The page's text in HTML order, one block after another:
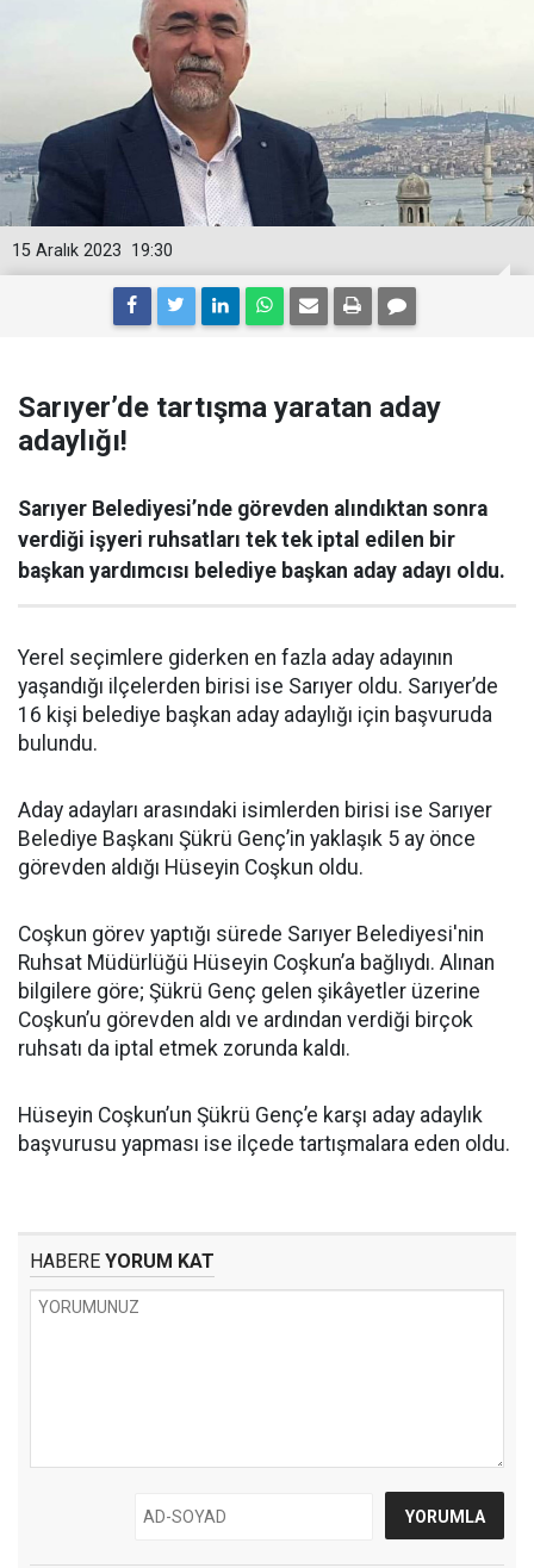
19:30
15 Aralık 2023
Sarıyer’de tartışma yaratan aday
adaylığı!
Sarıyer Belediyesi’nde görevden alındıktan sonra
verdiği işyeri ruhsatları tek tek iptal edilen bir
başkan yardımcısı belediye başkan aday adayı oldu.
Yerel seçimlere giderken en fazla aday adayının
yaşandığı ilçelerden birisi ise Sarıyer oldu. Sarıyer’de
16 kişi belediye başkan aday adaylığı için başvuruda
bulundu.
Aday adayları arasındaki isimlerden birisi ise Sarıyer
Belediye Başkanı Şükrü Genç’in yaklaşık 5 ay önce
görevden aldığı Hüseyin Coşkun oldu.
Coşkun görev yaptığı sürede Sarıyer Belediyesi'nin
Ruhsat Müdürlüğü Hüseyin Coşkun’a bağlıydı. Alınan
bilgilere göre; Şükrü Genç gelen şikâyetler üzerine
Coşkun’u görevden aldı ve ardından verdiği birçok
ruhsatı da iptal etmek zorunda kaldı.
Hüseyin Coşkun’un Şükrü Genç’e karşı aday adaylık
başvurusu yapması ise ilçede tartışmalara eden oldu.
HABERE YORUM KAT